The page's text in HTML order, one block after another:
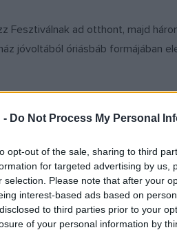
- Do Not Process My Personal
opt-out of the sale, sharing to third
for targeted advertising by us,
selection. Please note that after your
interest-based ads based on
to third parties prior to your
of your personal information by
Fesztiválnak ad otthont, majd
jóvoltából óriásbáb formájában
Balázs Bandája, Hobo, Roy
író szellemiségét megidézve
A Gárdonyi-napokat az egri